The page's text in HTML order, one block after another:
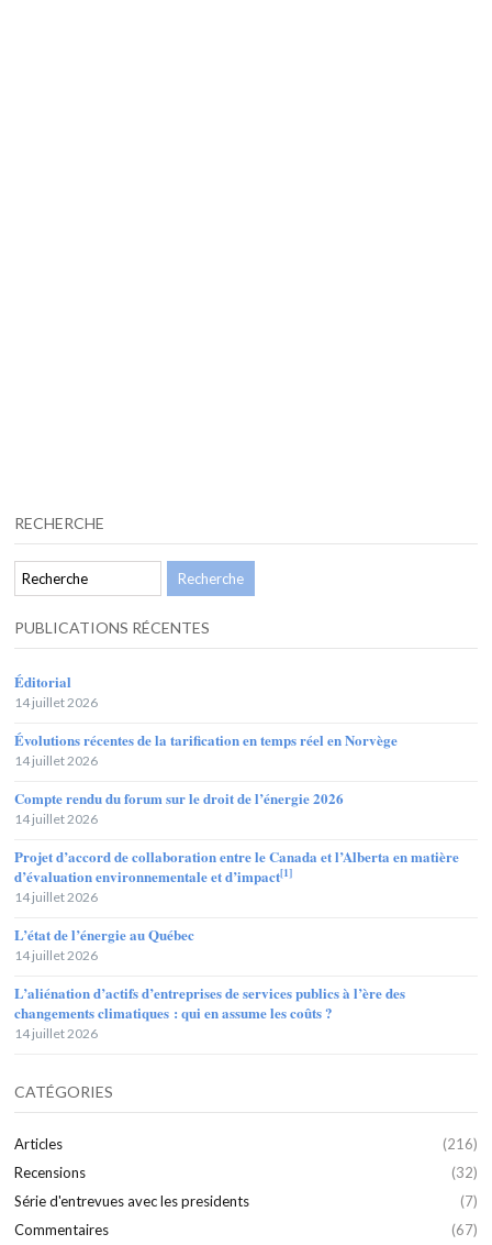
RECHERCHE
PUBLICATIONS RÉCENTES
Éditorial
14 juillet 2026
Évolutions récentes de la tarification en temps réel en Norvège
14 juillet 2026
Compte rendu du forum sur le droit de l’énergie 2026
14 juillet 2026
Projet d’accord de collaboration entre le Canada et l’Alberta en matière
d’évaluation environnementale et d’impact[1]
14 juillet 2026
L’état de l’énergie au Québec
14 juillet 2026
L’aliénation d’actifs d’entreprises de services publics à l’ère des
changements climatiques : qui en assume les coûts ?
14 juillet 2026
CATÉGORIES
Articles
(216)
Recensions
(32)
Série d'entrevues avec les presidents
(7)
Commentaires
(67)